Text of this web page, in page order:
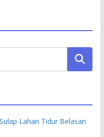
Lahan Tidur Belasan